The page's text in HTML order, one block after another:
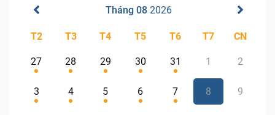
Tháng 08 2026
T2 T3 T4 T5 T6 T7 CN
27 28 29 30 31 1 2
3 4 5 6 7 8 9